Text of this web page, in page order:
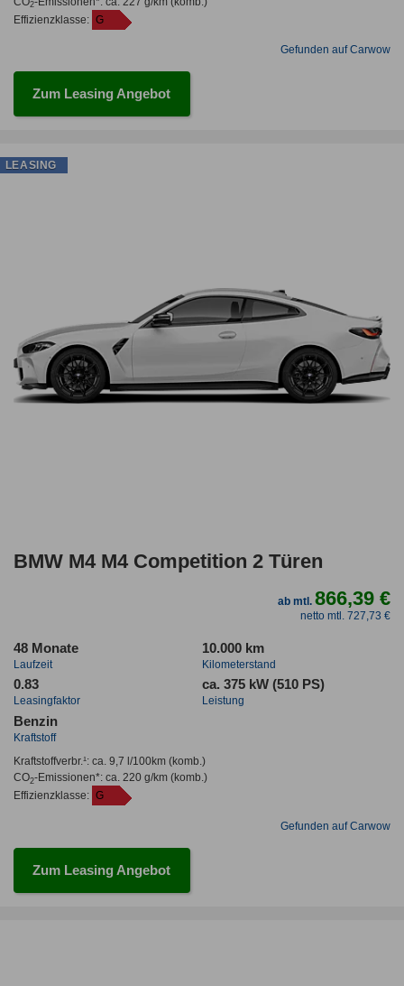
2
Effizienzklasse: G
Gefunden auf Carwow
Zum Leasing Angebot
BMW M4 M4 Competition 2 Türen
ab mtl.866,39 €
netto mtl. 727,73 €
48 Monate
Laufzeit
10.000 km
Kilometerstand
0.83
Leasingfaktor
ca. 375 kW (510 PS)
Leistung
Benzin
Kraftstoff
Kraftstoffverbr.¹: ca. 9,7 l/100km(komb.)
CO2-Emissionen*: ca. 220 g/km(komb.)
Effizienzklasse: G
Gefunden auf Carwow
Zum Leasing Angebot
LEASING